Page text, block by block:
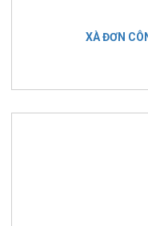
XÀ ĐƠN